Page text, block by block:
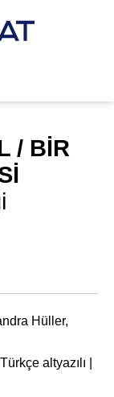
Projeler
/ BİR
Hüller,
altyazılı |